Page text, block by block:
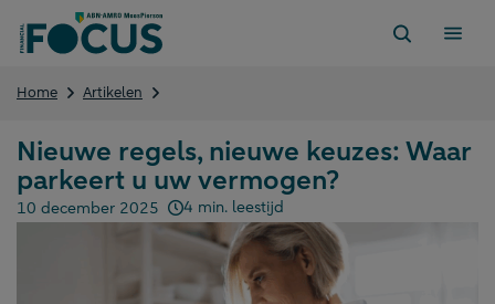
naar
Home Artikelen
keuzes:
Waar
parkeert
u
uw
vermogen?
Nieuwe regels, nieuwe keuzes: Waar
parkeert u uw vermogen?
Gepubliceerd op:
10 december 2025 4 min. leestijd